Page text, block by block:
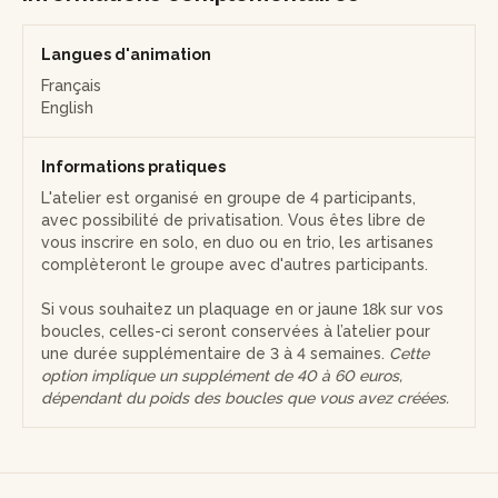
supplément de 40 à 60 euros, dépendant du poids des
boucles que vous avez créées.
Langues d'animation
Français
English
Informations pratiques
L'atelier est organisé en groupe de 4 participants,
avec possibilité de privatisation. Vous êtes libre de
vous inscrire en solo, en duo ou en trio, les artisanes
complèteront le groupe avec d'autres participants.
Si vous souhaitez un plaquage en or jaune 18k sur vos
boucles, celles-ci seront conservées à l’atelier pour
une durée supplémentaire de 3 à 4 semaines. Cette
option implique un supplément de 40 à 60 euros,
dépendant du poids des boucles que vous avez créées.